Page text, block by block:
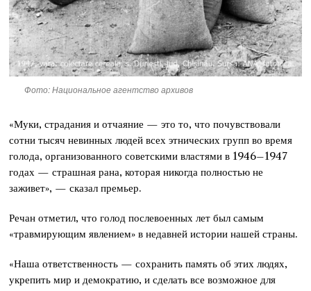
Фото: Национальное агентство архивов
«Муки, страдания и отчаяние — это то, что почувствовали
сотни тысяч невинных людей всех этнических групп во время
голода, организованного советскими властями в 1946–1947
годах — страшная рана, которая никогда полностью не
заживет», — сказал премьер.
Речан отметил, что голод послевоенных лет был самым
«травмирующим явлением» в недавней истории нашей страны.
«Наша ответственность — сохранить память об этих людях,
укрепить мир и демократию, и сделать все возможное для